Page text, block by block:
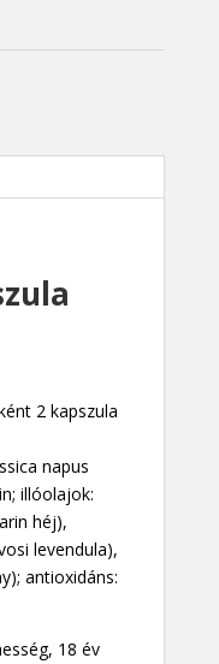
2 kapszula
napus
illóolajok:
héj),
levendula),
antioxidáns:
18 év